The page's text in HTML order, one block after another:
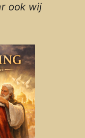
ook wij